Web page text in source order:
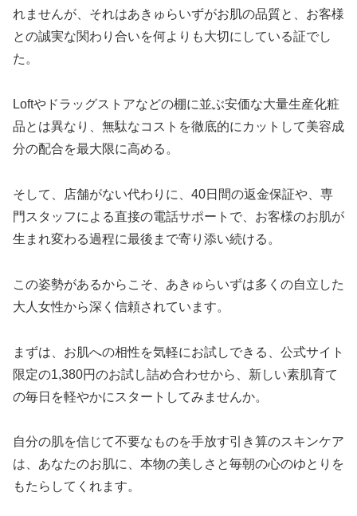
れませんが、それはあきゅらいずがお肌の品質と、お客様
との誠実な関わり合いを何よりも大切にしている証でし
た。
Loftやドラッグストアなどの棚に並ぶ安価な大量生産化粧
品とは異なり、無駄なコストを徹底的にカットして美容成
分の配合を最大限に高める。
そして、店舗がない代わりに、40日間の返金保証や、専
門スタッフによる直接の電話サポートで、お客様のお肌が
生まれ変わる過程に最後まで寄り添い続ける。
この姿勢があるからこそ、あきゅらいずは多くの自立した
大人女性から深く信頼されています。
まずは、お肌への相性を気軽にお試しできる、公式サイト
限定の1,380円のお試し詰め合わせから、新しい素肌育て
の毎日を軽やかにスタートしてみませんか。
自分の肌を信じて不要なものを手放す引き算のスキンケア
は、あなたのお肌に、本物の美しさと毎朝の心のゆとりを
もたらしてくれます。